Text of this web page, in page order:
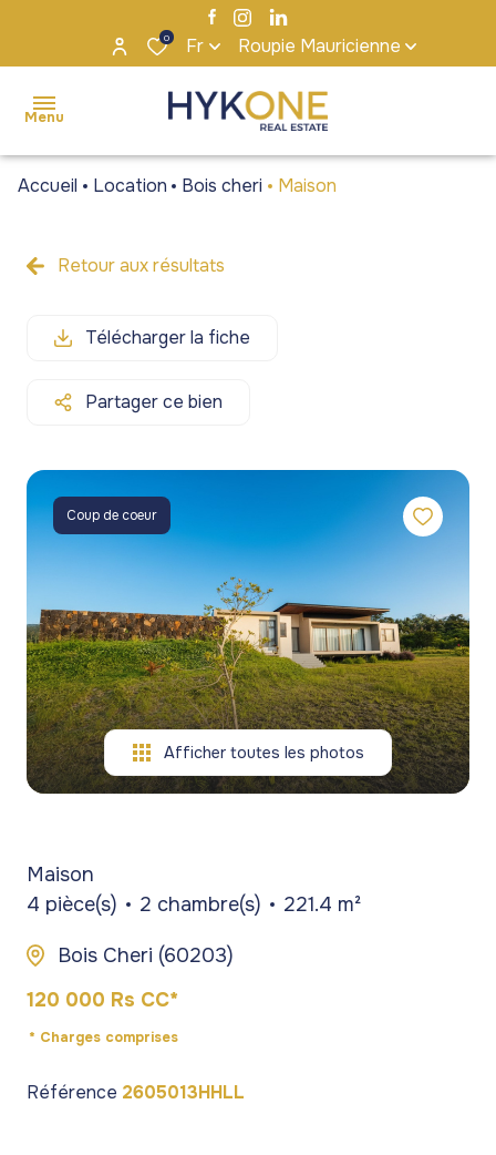
0 Fr Roupie Mauricienne
Menu
ventes
Maisons
Appartements
Bureaux et
commerces
Programmes
Viagers
Maisons
Appartements
Bureaux et
commerces
Programmes
agence
gestion
de
patrimoine
blog
contact
Accueil Location Bois cheri Maison
Retour aux résultats
Télécharger la fiche
Partager ce bien
Coup de coeur
Afficher toutes les photos
Maison
4 pièce(s)
2 chambre(s) 221.4 m²
Bois Cheri (60203)
120 000 Rs CC*
* Charges comprises
Référence 2605013HHLL